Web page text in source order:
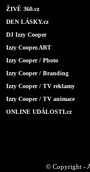
ŽIVĚ 360.cz
DEN LÁSKY.cz
DJ Izzy Cooper
Izzy Cooper.ART
Izzy Cooper / Photo
Izzy Cooper / Branding
Izzy Cooper / TV reklamy
Izzy Cooper / TV animace
ONLINE UDÁLOSTI.cz
© Copyright -